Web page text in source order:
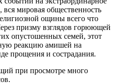
мировая общественность
ощины всего что
призму взглядов горюющей
опустошенных семей, этот
реакцию амишей на
прощения и сострадания.
при просмотре много